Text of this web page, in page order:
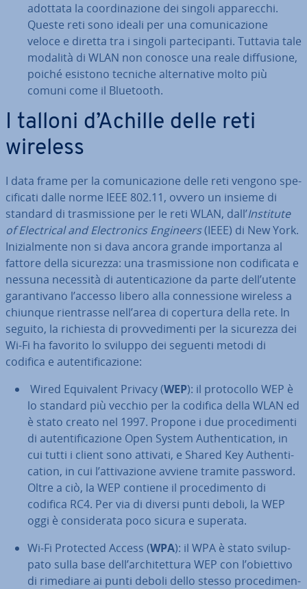
adottata la coor­di­na­zio­ne dei singoli ap­pa­rec­chi.
Queste reti sono ideali per una co­mu­ni­ca­zio­ne
veloce e diretta tra i singoli par­te­ci­pan­ti. Tuttavia tale
modalità di WLAN non conosce una reale dif­fu­sio­ne,
poiché esistono tecniche al­ter­na­ti­ve molto più
comuni come il Bluetooth.
I talloni d’Achille delle reti
wireless
I data frame per la co­mu­ni­ca­zio­ne delle reti vengono spe­
ci­fi­ca­ti dalle norme IEEE 802.11, ovvero un insieme di
standard di tra­smis­sio­ne per le reti WLAN, dall’Institute
of Elec­tri­cal and Elec­tro­nics Engineers(IEEE) di New York.
Ini­zial­men­te non si dava ancora grande im­por­tan­za al
fattore della sicurezza: una tra­smis­sio­ne non co­di­fi­ca­ta e
nessuna necessità di au­ten­ti­ca­zio­ne da parte dell’utente
ga­ran­ti­va­no l’accesso libero alla con­nes­sio­ne wireless a
chiunque rien­tras­se nell’area di copertura della rete. In
seguito, la richiesta di prov­ve­di­men­ti per la sicurezza dei
Wi-Fi ha favorito lo sviluppo dei seguenti metodi di
codifica e au­ten­ti­fi­ca­zio­ne:
Wired Equi­va­lent Privacy (WEP): il pro­to­col­lo WEP è
lo standard più vecchio per la codifica della WLAN ed
è stato creato nel 1997. Propone i due pro­ce­di­men­ti
di au­ten­ti­fi­ca­zio­ne Open System Au­then­ti­ca­tion, in
cui tutti i client sono attivati, e Shared Key Au­then­ti­
ca­tion, in cui l’at­ti­va­zio­ne avviene tramite password.
Oltre a ciò, la WEP contiene il pro­ce­di­men­to di
codifica RC4. Per via di diversi punti deboli, la WEP
oggi è con­si­de­ra­ta poco sicura e superata.
Wi-Fi Protected Access (WPA): il WPA è stato svi­lup­
pa­to sulla base dell’ar­chi­tet­tu­ra WEP con l’obiettivo
di rimediare ai punti deboli dello stesso pro­ce­di­men­